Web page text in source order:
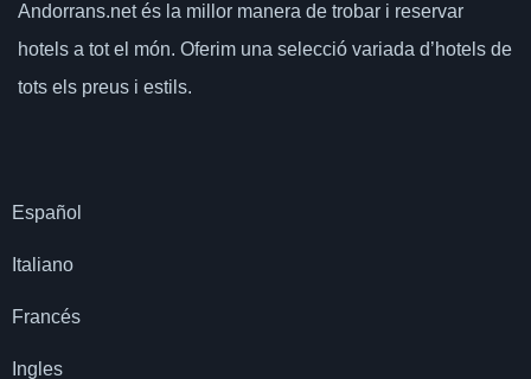
Andorrans.netés la millor manera de trobar i reservar
hotels a tot el món. Oferim una selecció variada d’hotels de
tots els preus i estils.
Español
Italiano
Francés
Ingles